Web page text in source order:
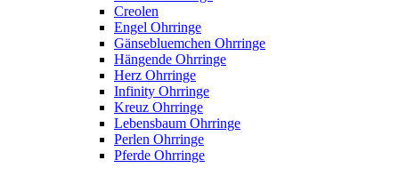
Creolen
Engel Ohrringe
Gänsebluemchen Ohrringe
Hängende Ohrringe
Herz Ohrringe
Infinity Ohrringe
Kreuz Ohrringe
Lebensbaum Ohrringe
Perlen Ohrringe
Pferde Ohrringe